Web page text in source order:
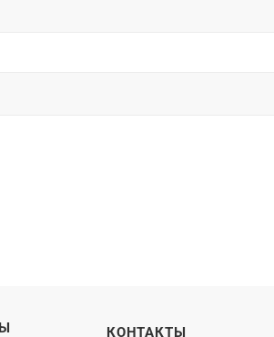
КОНТАКТЫ